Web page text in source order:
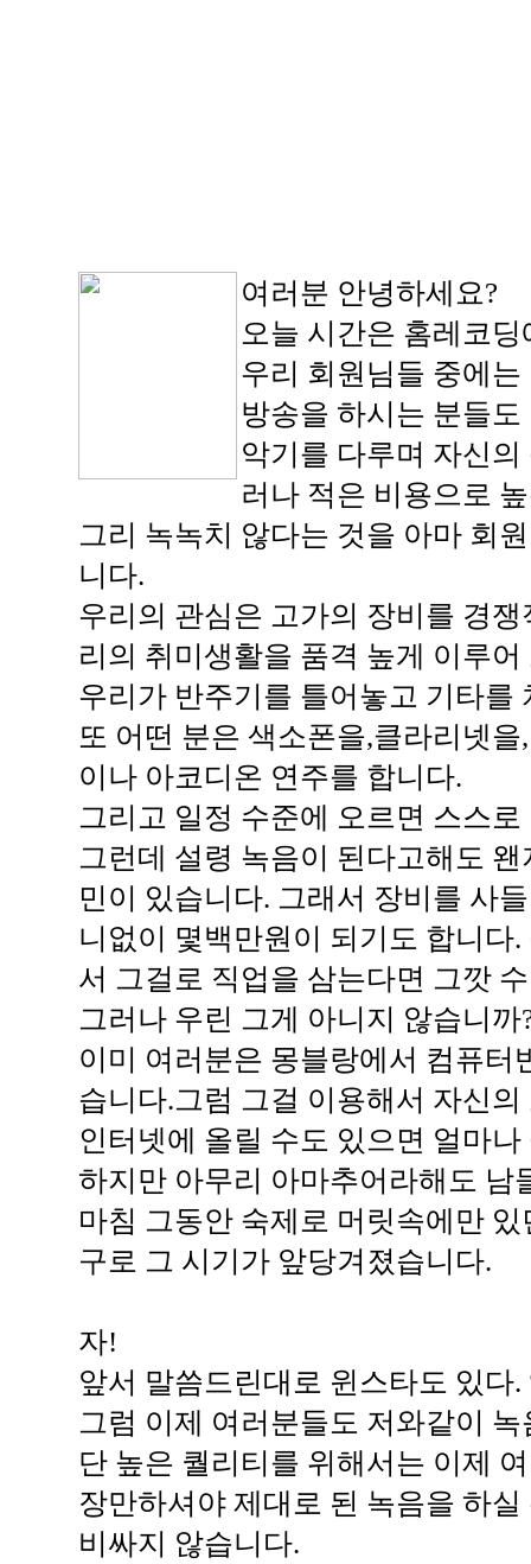
여러분 안녕하세요?
오늘 시간은 홈레코
우리 회원님들 중에
방송을 하시는 분들
악기를 다루며 자신
러나 적은 비용으로
그리 녹녹치 않다는 것을 아마 회
니다.
우리의 관심은 고가의 장비를 경
리의 취미생활을 품격 높게 이루
우리가 반주기를 틀어놓고 기타를
또 어떤 분은 색소폰을,클라리넷
이나 아코디온 연주를 합니다.
그리고 일정 수준에 오르면 스스
그런데 설령 녹음이 된다고해도
민이 있습니다. 그래서 장비를 사
니없이 몇백만원이 되기도 합니다
서 그걸로 직업을 삼는다면 그깟
그러나 우린 그게 아니지 않습니까
이미 여러분은 몽블랑에서 컴퓨
습니다.그럼 그걸 이용해서 자신
인터넷에 올릴 수도 있으면 얼마나
하지만 아무리 아마추어라해도 남
마침 그동안 숙제로 머릿속에만
구로 그 시기가 앞당겨졌습니다.
자!
앞서 말씀드린대로 윈스타도 있다
그럼 이제 여러분들도 저와같이
단 높은 퀄리티를 위해서는 이제
장만하셔야 제대로 된 녹음을 하실
비싸지 않습니다.